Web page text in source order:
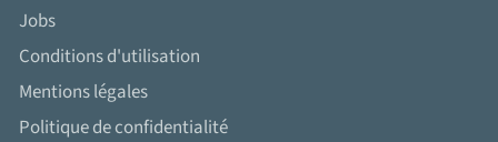
Jobs
Conditions d'utilisation
Mentions légales
Politique de confidentialité